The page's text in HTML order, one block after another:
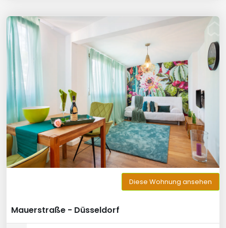
Diese Wohnung ansehen
Mauerstraße - Düsseldorf